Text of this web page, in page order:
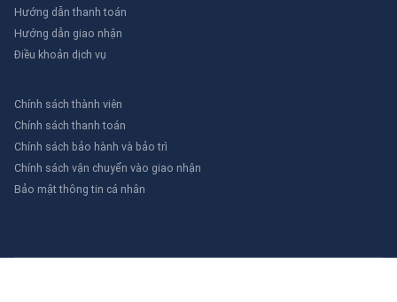
Hướng dẫn thanh toán
Hướng dẫn giao nhận
Điều khoản dịch vụ
Chính sách thành viên
Chính sách thanh toán
Chính sách bảo hành và bảo trì
Chính sách vận chuyển vào giao nhận
Bảo mật thông tin cá nhân